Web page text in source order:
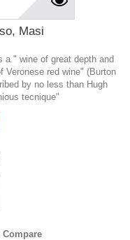
Masi
a " wine of great depth and
red wine" (Burton
by no less than Hugh
tecnique"